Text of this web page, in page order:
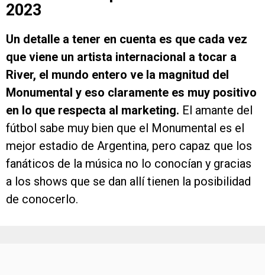
2023
Un detalle a tener en cuenta es que cada vez
que viene un artista internacional a tocar a
River, el mundo entero ve la magnitud del
Monumental y eso claramente es muy positivo
en lo que respecta al marketing. El amante del
fútbol sabe muy bien que el Monumental es el
mejor estadio de Argentina, pero capaz que los
fanáticos de la música no lo conocían y gracias
a los shows que se dan allí tienen la posibilidad
de conocerlo.